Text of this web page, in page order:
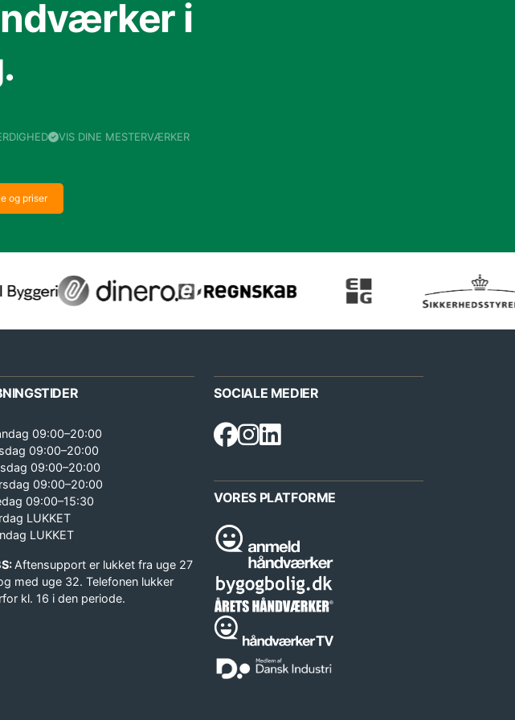
i
VIS DINE MESTERVÆRKER
og priser
09:00–20:00
09:00–20:00
09:00–20:00
09:00–20:00
09:00–15:30
LUKKET
LUKKET
Aftensupport er lukket fra uge 27
med uge 32. Telefonen lukker
kl. 16 i den periode.
SOCIALE MEDIER
VORES PLATFORME